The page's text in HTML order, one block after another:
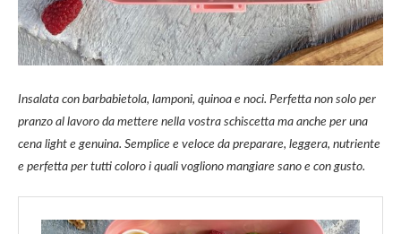
Insalata con barbabietola, lamponi, quinoa e noci. Perfetta non solo per
pranzo al lavoro da mettere nella vostra schiscetta ma anche per una
cena light e genuina. Semplice e veloce da preparare, leggera, nutriente
e perfetta per tutti coloro i quali vogliono mangiare sano e con gusto.